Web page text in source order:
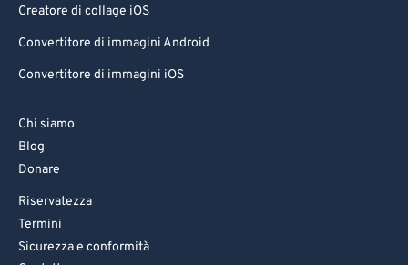
Creatore di collage iOS
Convertitore di immagini Android
Convertitore di immagini iOS
Chi siamo
Blog
Donare
Riservatezza
Termini
Sicurezza e conformità